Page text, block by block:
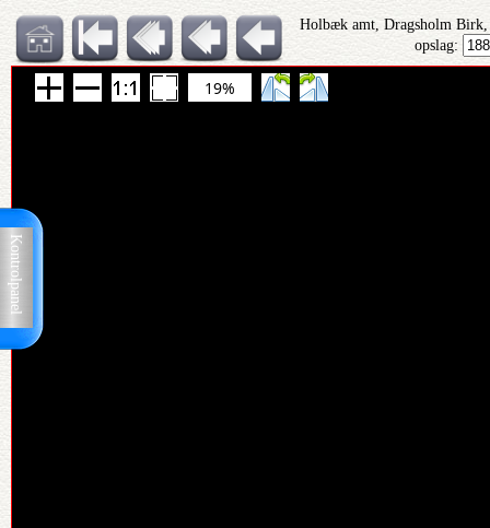
Kontrolpanel
Holbæk amt, Dragsholm
opslag:
19%